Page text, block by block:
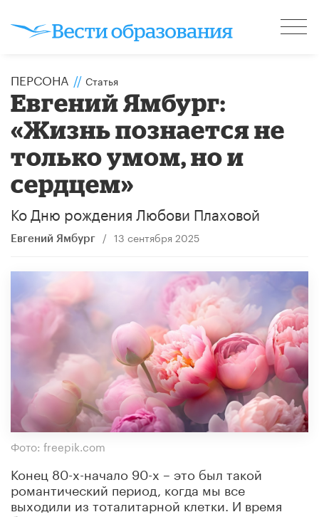
ПЕРСОНА // Статья
Евгений Ямбург:
«Жизнь познается не
только умом, но и
сердцем»
Ко Дню рождения Любови Плаховой
Евгений Ямбург / 13 сентября 2025
Фото: freepik.com
Конец 80-х-начало 90-х – это был такой
романтический период, когда мы все
выходили из тоталитарной клетки. И время